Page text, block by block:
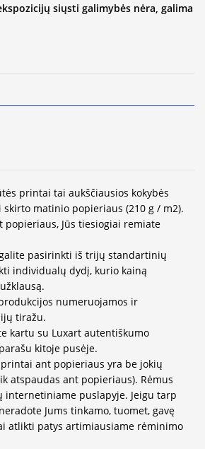
siųsti galimybės nėra, galima
printai tai aukščiausios kokybės
matinio popieriaus (210 g / m2).
popieriaus, Jūs tiesiogiai remiate
pasirinkti iš trijų standartinių
individualų dydį, kurio kainą
numeruojamos ir
tiražu.
kartu su Luxart autentiškumo
kitoje pusėje.
ant popieriaus yra be jokių
atspaudas ant popieriaus). Rėmus
puslapyje. Jeigu tarp
Jums tinkamo, tuomet, gavę
atlikti patys artimiausiame rėminimo